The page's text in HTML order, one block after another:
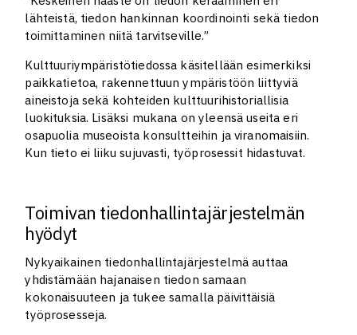
lähteistä, tiedon hankinnan koordinointi sekä tiedon
toimittaminen niitä tarvitseville.”
Kulttuuriympäristötiedossa käsitellään esimerkiksi
paikkatietoa, rakennettuun ympäristöön liittyviä
aineistoja sekä kohteiden kulttuurihistoriallisia
luokituksia. Lisäksi mukana on yleensä useita eri
osapuolia museoista konsultteihin ja viranomaisiin.
Kun tieto ei liiku sujuvasti, työprosessit hidastuvat.
Toimivan tiedonhallintajärjestelmän
hyödyt
Nykyaikainen tiedonhallintajärjestelmä auttaa
yhdistämään hajanaisen tiedon samaan
kokonaisuuteen ja tukee samalla päivittäisiä
työprosesseja.